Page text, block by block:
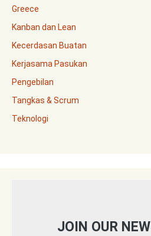
Greece
Kanban dan Lean
Kecerdasan Buatan
Kerjasama Pasukan
Pengebilan
Tangkas & Scrum
Teknologi
JOIN OUR